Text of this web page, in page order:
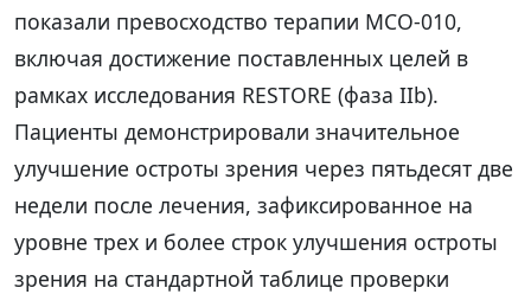
показали превосходство терапии MCO-010,
включая достижение поставленных целей в
рамках исследования RESTORE (фаза IIb).
Пациенты демонстрировали значительное
улучшение остроты зрения через пятьдесят две
недели после лечения, зафиксированное на
уровне трех и более строк улучшения остроты
зрения на стандартной таблице проверки